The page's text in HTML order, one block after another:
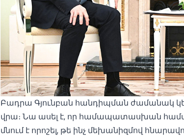
Բադրա Գյունբան հանդիպման ժամանակ
վրա։ Նա ասել է, որ համապատասխան
մնում է որոշել, թե ինչ մեխանիզմով